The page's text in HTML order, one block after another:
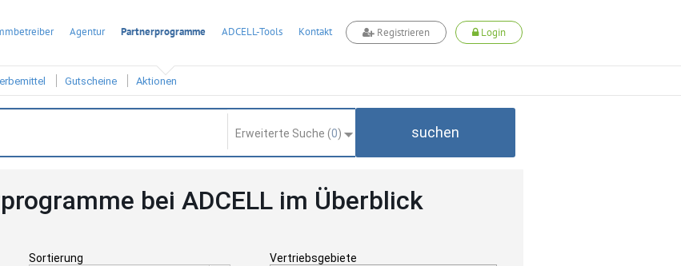
Agentur Partnerprogramme ADCELL-Tools Kontakt Registrieren Login
Gutscheine Aktionen
Erweiterte Suche (0) suchen
bei ADCELL im Überblick
Sortierung
Vertriebsgebiete